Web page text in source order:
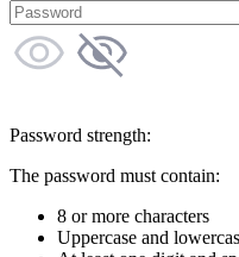
Password strength:
The password must contain:
8 or more characters
Uppercase and